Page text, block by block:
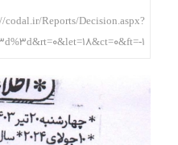
codal.ir/Reports/Decision.aspx?
1